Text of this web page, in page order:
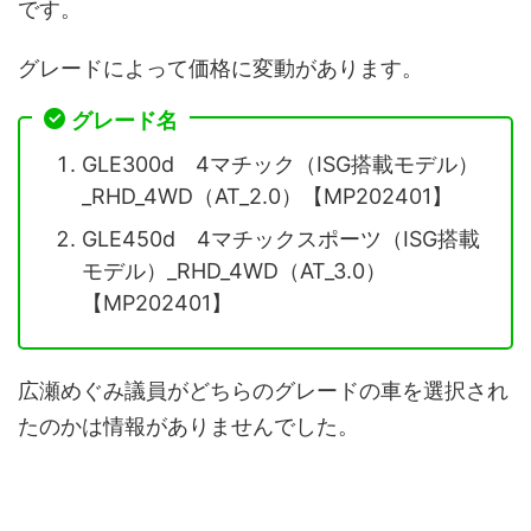
です。
グレードによって価格に変動があります。
グレード名
GLE300d 4マチック（ISG搭載モデル）
_RHD_4WD（AT_2.0）【MP202401】
GLE450d 4マチックスポーツ（ISG搭載
モデル）_RHD_4WD（AT_3.0）
【MP202401】
広瀬めぐみ議員がどちらのグレードの車を選択され
たのかは情報がありませんでした。